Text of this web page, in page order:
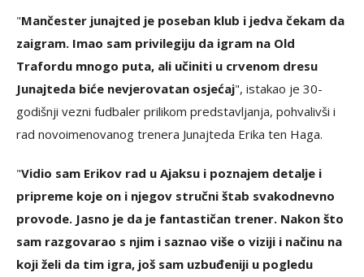
"Mančester junajted je poseban klub i jedva čekam da
zaigram. Imao sam privilegiju da igram na Old
Trafordu mnogo puta, ali učiniti u crvenom dresu
Junajteda biće nevjerovatan osjećaj", istakao je 30-
godišnji vezni fudbaler prilikom predstavljanja, pohvalivši i
rad novoimenovanog trenera Junajteda Erika ten Haga.
"Vidio sam Erikov rad u Ajaksu i poznajem detalje i
pripreme koje on i njegov stručni štab svakodnevno
provode. Jasno je da je fantastičan trener. Nakon što
sam razgovarao s njim i saznao više o viziji i načinu na
koji želi da tim igra, još sam uzbuđeniji u pogledu